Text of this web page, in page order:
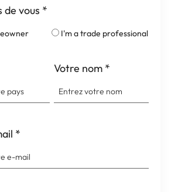
de vous *
I'm a trade professional
Votre nom *
*